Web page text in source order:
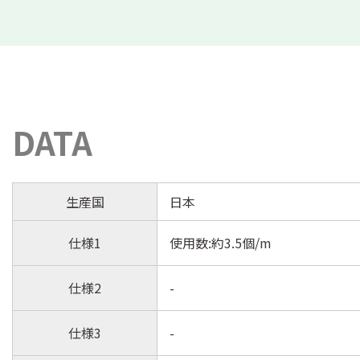
DATA
生産国 日本
仕様1 使用数:約3.5個/m
仕様2 -
仕様3 -